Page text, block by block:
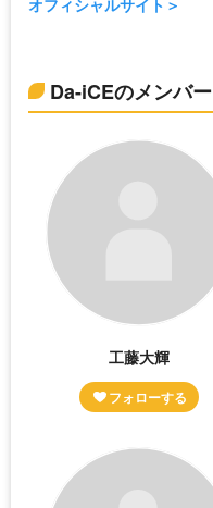
Da-iCEのメンバー
工藤大輝